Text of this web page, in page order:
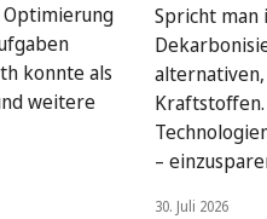
konnte als
weitere
Spricht man
–
30. Juli 2026